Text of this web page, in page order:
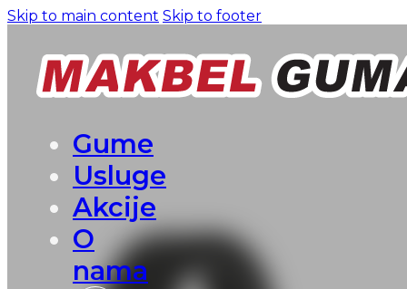
Skip to main content Skip to footer
Gume
Usluge
Akcije
O
nama